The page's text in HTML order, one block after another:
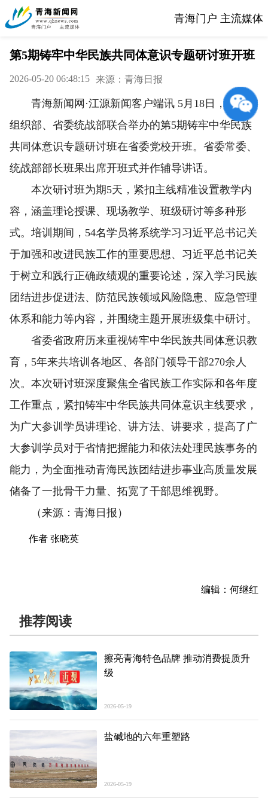
青海门户 主流媒体
第5期铸牢中华民族共同体意识专题研讨班开班
2026-05-20 06:48:15 来源：青海日报
青海新闻网·江源新闻客户端讯 5月18日，由省委
组织部、省委统战部联合举办的第5期铸牢中华民族
共同体意识专题研讨班在省委党校开班。省委常委、
统战部部长班果出席开班式并作辅导讲话。
本次研讨班为期5天，紧扣主线精准设置教学内
容，涵盖理论授课、现场教学、班级研讨等多种形
式。培训期间，54名学员将系统学习习近平总书记关
于加强和改进民族工作的重要思想、习近平总书记关
于树立和践行正确政绩观的重要论述，深入学习民族
团结进步促进法、防范民族领域风险隐患、应急管理
体系和能力等内容，并围绕主题开展班级集中研讨。
省委省政府历来重视铸牢中华民族共同体意识教
育，5年来共培训各地区、各部门领导干部270余人
次。本次研讨班深度聚焦全省民族工作实际和各年度
工作重点，紧扣铸牢中华民族共同体意识主线要求，
为广大参训学员讲理论、讲方法、讲要求，提高了广
大参训学员对于省情把握能力和依法处理民族事务的
能力，为全面推动青海民族团结进步事业高质量发展
储备了一批骨干力量、拓宽了干部思维视野。
（来源：青海日报）
作者 张晓英
编辑：何继红
推荐阅读
擦亮青海特色品牌 推动消费提质升
级
2026-05-19
盐碱地的六年重塑路
2026-05-19